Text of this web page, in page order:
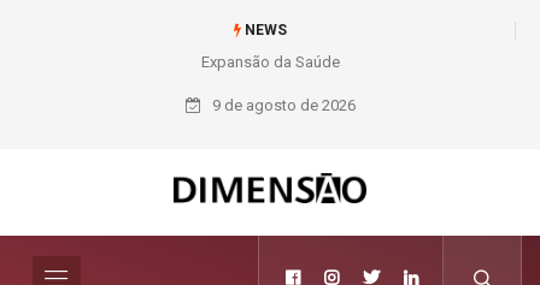
NEWS
Expansão da Saúde
50 anos com 14
varejistas de
9 de agosto de 2026